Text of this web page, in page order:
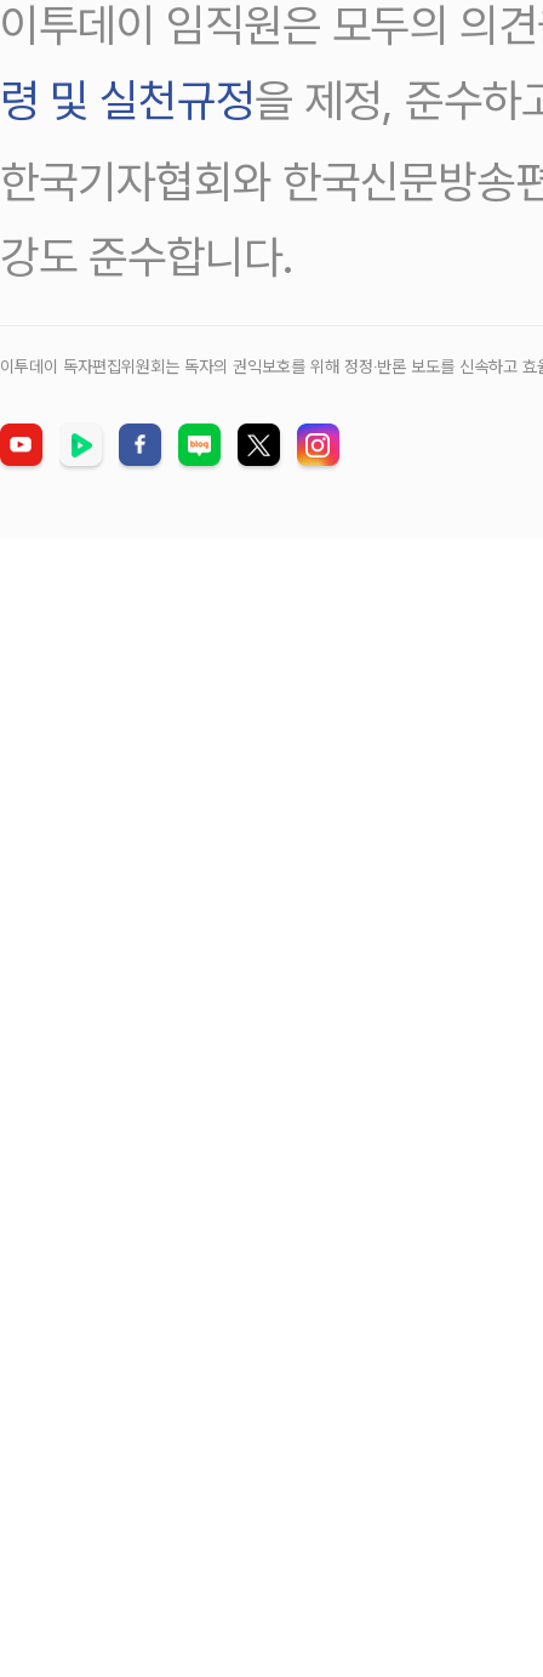
이투데이 임직원은 모두의 의
령 및 실천규정을 제정, 준수하
한국기자협회와 한국신문방송
강도 준수합니다.
이투데이 독자편집위원회는 독자의 권익보호를 위해 정정‧반론 보도를 신속하고